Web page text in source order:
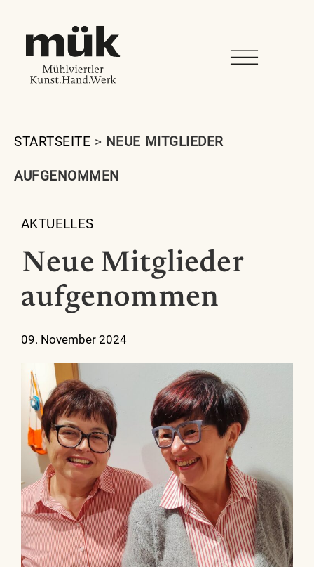
STARTSEITE > NEUE MITGLIEDER
AUFGENOMMEN
AKTUELLES
Neue Mitglieder
aufgenommen
09. November 2024